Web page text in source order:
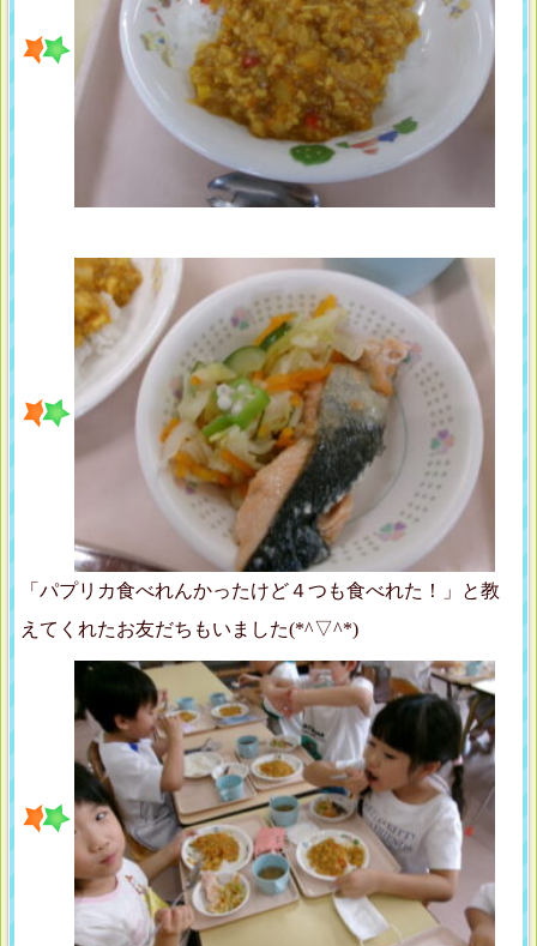
「パプリカ食べれんかったけど４つも食べれた！」と教
えてくれたお友だちもいました(*^▽^*)